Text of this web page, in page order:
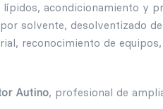
acondicionamiento y
solvente, desolventizado
reconocimiento de
Autino, profesional de